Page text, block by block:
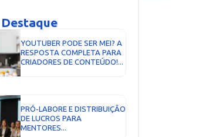
YOUTUBER PODE SER MEI? A
RESPOSTA COMPLETA PARA
CRIADORES DE CONTEÚDO!...
PRÓ-LABORE E DISTRIBUIÇÃO
DE LUCROS PARA
MENTORES...